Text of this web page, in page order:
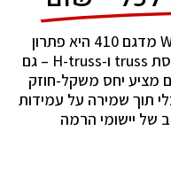
קורת ההרמה מאלומיניום של WIMAG מדגם 410 היא פתרון
הרמה חדשני וקל משקל, הזמין בגרסת truss ו-H-truss – גם
מציע יחס משקל-חוזק
תוך שמירה על עמידות
של יישומי הרמה